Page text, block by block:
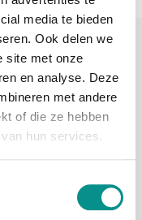
media te bieden
Ook delen we
site met onze
en analyse. Deze
met andere
of die ze hebben
hun services.